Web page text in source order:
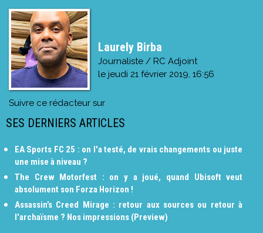
Laurely Birba
Journaliste / RC Adjoint
le jeudi 21 février 2019, 16:56
Suivre ce rédacteur sur
SES DERNIERS ARTICLES
EA Sports FC 25 : on l'a testé, de vrais changements ou juste
une mise à niveau ?
The Crew Motorfest : on y a joué, quand Ubisoft veut
absolument son Forza Horizon !
Assassin’s Creed Mirage : retour aux sources ou retour à
l'archaïsme ? Nos impressions (Preview)